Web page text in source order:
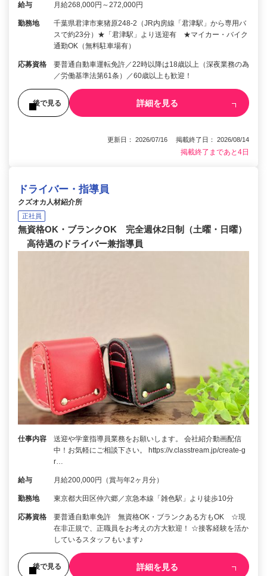
給与 月給268,000円～272,000円
勤務地
千葉県君津市東猪原248-2（JR内房線「君津駅」から専用バ
スで約23分）★「君津駅」より送迎有 ★マイカー・バイク
通勤OK（無料駐車場有）
応募資格
要普通自動車運転免許／22時以降は18歳以上（深夜業務の為
／労働基準法第61条）／60歳以上も歓迎！
後で見る 詳細を見る
更新日： 2026/07/16 掲載終了日： 2026/08/14
掲載終了まであと4日
ドライバー・指導員
クズオカ人材紹介所
正社員
無資格OK・ブランクOK 完全週休2日制（土曜・日曜）
高待遇のドライバー兼指導員
仕事内容
送迎や学童指導員業務をお願いします。 会社紹介動画配信
中！お気軽にご相談下さい。 https://v.classtream.jp/create-g
r…
給与 月給200,000円（賞与年2ヶ月分）
勤務地 東京都大田区仲六郷／京急本線「雑色駅」より徒歩10分
応募資格
要普通自動車免許 無資格OK・ブランクある方もOK ☆現
在非正規で、正職員をお考えの方大歓迎！ ☆接客経験を活か
しているスタッフもいます♪
後で見る 詳細を見る